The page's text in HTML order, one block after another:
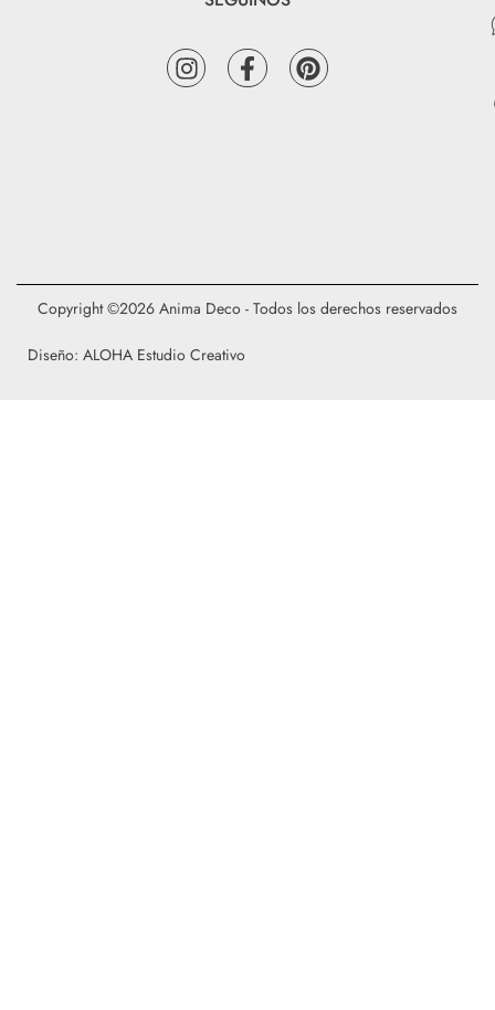
Diseño: ALOHA Estudio Creativo
Copyright ©2026 Anima Deco - Todos los derechos reservados